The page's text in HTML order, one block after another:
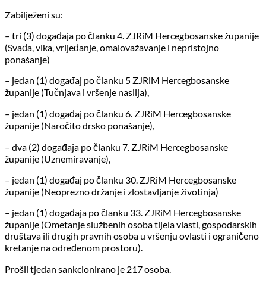
Zabilježeni su:
– tri (3) događaja po članku 4. ZJRiM Hercegbosanske županije
(Svađa, vika, vrijeđanje, omalovažavanje i nepristojno
ponašanje)
– jedan (1) događaj po članku 5 ZJRiM Hercegbosanske
županije (Tučnjava i vršenje nasilja),
– jedan (1) događaj po članku 6. ZJRiM Hercegbosanske
županije (Naročito drsko ponašanje),
– dva (2) događaja po članku 7. ZJRiM Hercegbosanske
županije (Uznemiravanje),
– jedan (1) događaj po članku 30. ZJRiM Hercegbosanske
županije (Neoprezno držanje i zlostavljanje životinja)
– jedan (1) događaja po članku 33. ZJRiM Hercegbosanske
županije (Ometanje službenih osoba tijela vlasti, gospodarskih
društava ili drugih pravnih osoba u vršenju ovlasti i ograničeno
kretanje na određenom prostoru).
Prošli tjedan sankcionirano je 217 osoba.